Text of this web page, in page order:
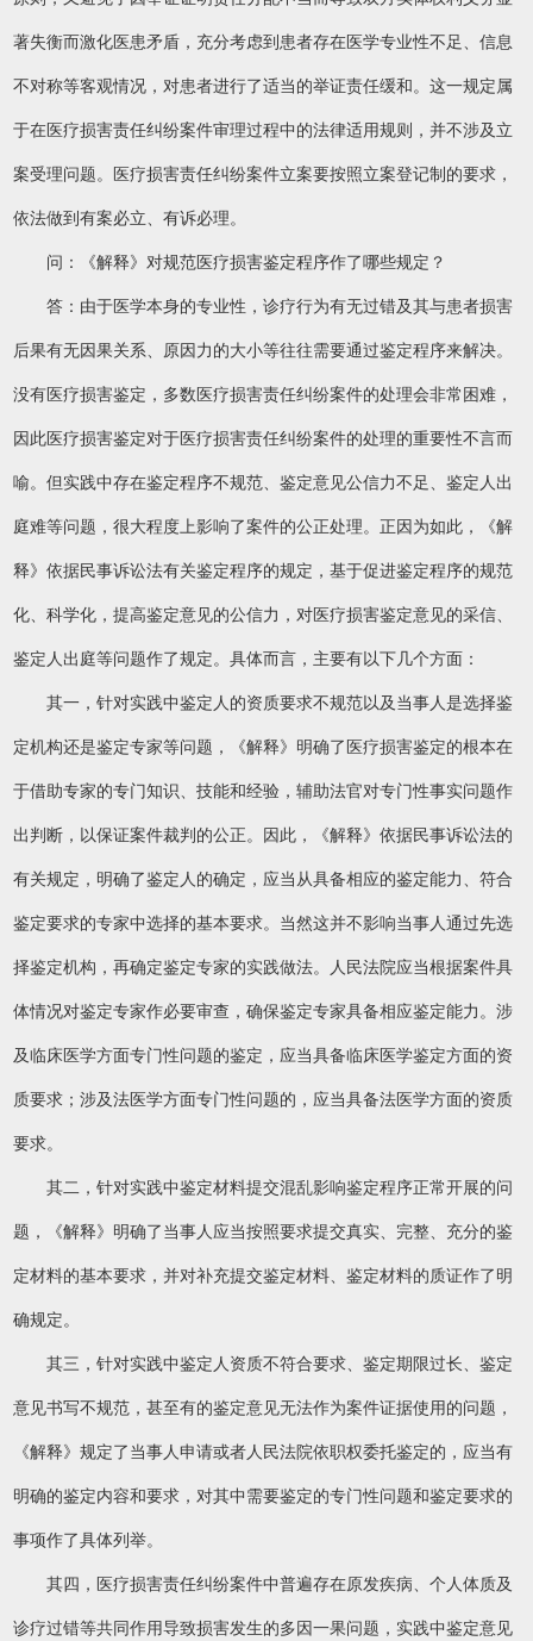
著失衡而激化医患矛盾，充分考虑到患者存在医学专业性不足、信息
不对称等客观情况，对患者进行了适当的举证责任缓和。这一规定属
于在医疗损害责任纠纷案件审理过程中的法律适用规则，并不涉及立
案受理问题。医疗损害责任纠纷案件立案要按照立案登记制的要求，
依法做到有案必立、有诉必理。
问：《解释》对规范医疗损害鉴定程序作了哪些规定？
答：由于医学本身的专业性，诊疗行为有无过错及其与患者损害
后果有无因果关系、原因力的大小等往往需要通过鉴定程序来解决。
没有医疗损害鉴定，多数医疗损害责任纠纷案件的处理会非常困难，
因此医疗损害鉴定对于医疗损害责任纠纷案件的处理的重要性不言而
喻。但实践中存在鉴定程序不规范、鉴定意见公信力不足、鉴定人出
庭难等问题，很大程度上影响了案件的公正处理。正因为如此，《解
释》依据民事诉讼法有关鉴定程序的规定，基于促进鉴定程序的规范
化、科学化，提高鉴定意见的公信力，对医疗损害鉴定意见的采信、
鉴定人出庭等问题作了规定。具体而言，主要有以下几个方面：
其一，针对实践中鉴定人的资质要求不规范以及当事人是选择鉴
定机构还是鉴定专家等问题，《解释》明确了医疗损害鉴定的根本在
于借助专家的专门知识、技能和经验，辅助法官对专门性事实问题作
出判断，以保证案件裁判的公正。因此，《解释》依据民事诉讼法的
有关规定，明确了鉴定人的确定，应当从具备相应的鉴定能力、符合
鉴定要求的专家中选择的基本要求。当然这并不影响当事人通过先选
择鉴定机构，再确定鉴定专家的实践做法。人民法院应当根据案件具
体情况对鉴定专家作必要审查，确保鉴定专家具备相应鉴定能力。涉
及临床医学方面专门性问题的鉴定，应当具备临床医学鉴定方面的资
质要求；涉及法医学方面专门性问题的，应当具备法医学方面的资质
要求。
其二，针对实践中鉴定材料提交混乱影响鉴定程序正常开展的问
题，《解释》明确了当事人应当按照要求提交真实、完整、充分的鉴
定材料的基本要求，并对补充提交鉴定材料、鉴定材料的质证作了明
确规定。
其三，针对实践中鉴定人资质不符合要求、鉴定期限过长、鉴定
意见书写不规范，甚至有的鉴定意见无法作为案件证据使用的问题，
《解释》规定了当事人申请或者人民法院依职权委托鉴定的，应当有
明确的鉴定内容和要求，对其中需要鉴定的专门性问题和鉴定要求的
事项作了具体列举。
其四，医疗损害责任纠纷案件中普遍存在原发疾病、个人体质及
诊疗过错等共同作用导致损害发生的多因一果问题，实践中鉴定意见